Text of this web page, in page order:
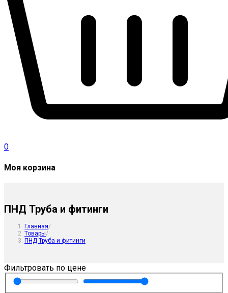
0
Моя корзина
ПНД Труба и фитинги
Главная/
Товары/
ПНД Труба и фитинги
Фильтровать по цене